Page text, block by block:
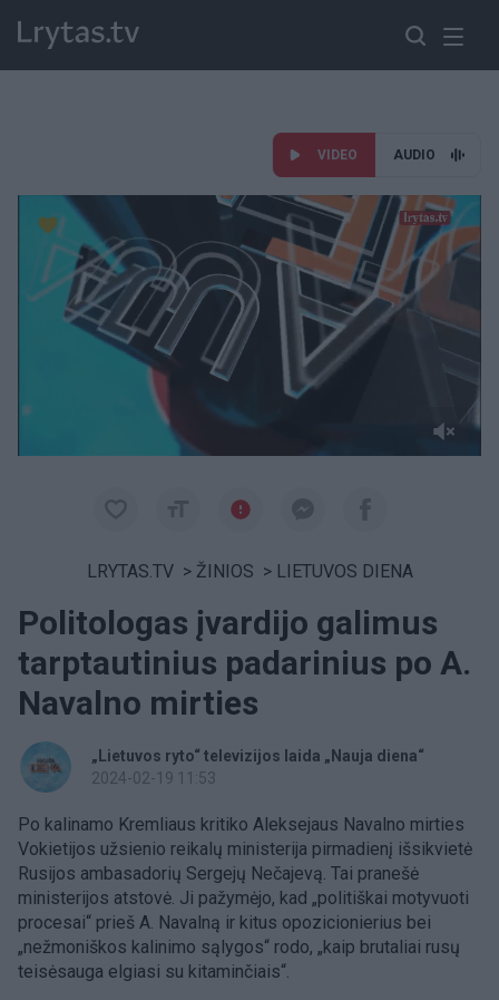
VIDEO AUDIO
Paremkite Ukrainą
LRYTAS.TV > ŽINIOS > LIETUVOS DIENA
Politologas įvardijo galimus
tarptautinius padarinius po A.
Navalno mirties
„Lietuvos ryto“ televizijos laida „Nauja diena“
2024-02-19 11:53
Po kalinamo Kremliaus kritiko Aleksejaus Navalno mirties
Vokietijos užsienio reikalų ministerija pirmadienį išsikvietė
Rusijos ambasadorių Sergejų Nečajevą. Tai pranešė
ministerijos atstovė. Ji pažymėjo, kad „politiškai motyvuoti
procesai“ prieš A. Navalną ir kitus opozicionierius bei
„nežmoniškos kalinimo sąlygos“ rodo, „kaip brutaliai rusų
teisėsauga elgiasi su kitaminčiais“.